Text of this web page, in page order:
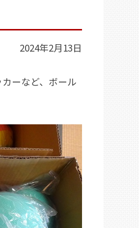
2024年2月13日
ーなど、ボール